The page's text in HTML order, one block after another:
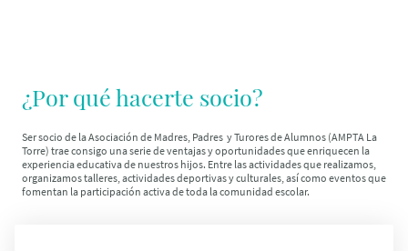
¿Por qué hacerte socio?
Ser socio de la Asociación de Madres, Padres y Turores de Alumnos (AMPTA La
Torre) trae consigo una serie de ventajas y oportunidades que enriquecen la
experiencia educativa de nuestros hijos. Entre las actividades que realizamos,
organizamos talleres, actividades deportivas y culturales, así como eventos que
fomentan la participación activa de toda la comunidad escolar.